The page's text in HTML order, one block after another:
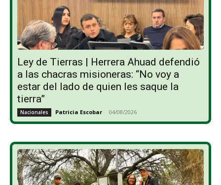
Ley de Tierras | Herrera Ahuad defendió
a las chacras misioneras: “No voy a
estar del lado de quien les saque la
tierra”
Nacionales Patricia Escobar - 04/08/2026